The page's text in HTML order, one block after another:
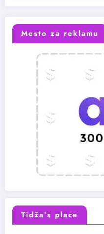
Mesto za reklamu
Tidža’s place